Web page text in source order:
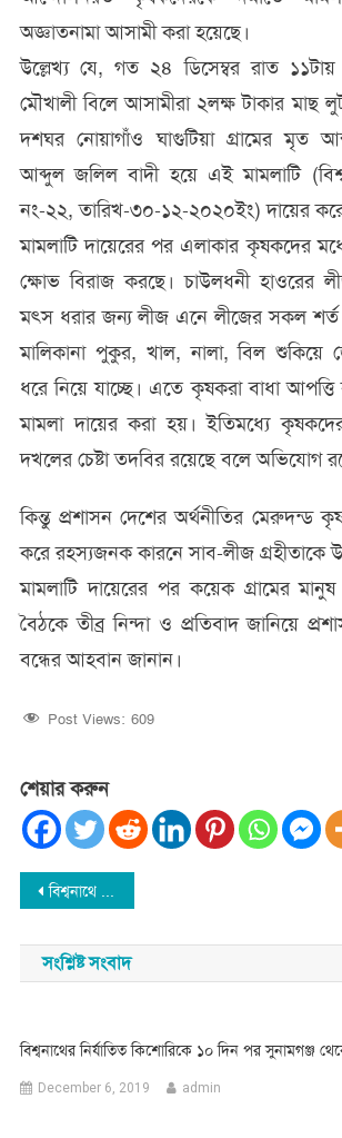
অজ্ঞাতনামা আসামী করা হয়েছে।
উল্লেখ্য যে, গত ২৪ ডিসেম্বর রাত ১১টায়
মৌখালী বিলে আসামীরা ২লক্ষ টাকার মাছ
দশঘর নোয়াগাঁও ঘাগুটিয়া গ্রামের মৃত
আব্দুল জলিল বাদী হয়ে এই মামলাটি
নং-২২, তারিখ-৩০-১২-২০২০ইং) দায়ের
মামলাটি দায়েরের পর এলাকার কৃষকদের
ক্ষোভ বিরাজ করছে। চাউলধনী হাওরের
মৎস ধরার জন্য লীজ এনে লীজের সকল
মালিকানা পুকুর, খাল, নালা, বিল শুকিয়ে
ধরে নিয়ে যাচ্ছে। এতে কৃষকরা বাধা
মামলা দায়ের করা হয়। ইতিমধ্যে
দখলের চেষ্টা তদবির রয়েছে বলে অভিযোগ
কিন্তু প্রশাসন দেশের অর্থনীতির মেরুদন্ড
করে রহস্যজনক কারনে সাব-লীজ গ্রহীতাকে
মামলাটি দায়েরের পর কয়েক গ্রামের
বৈঠকে তীব্র নিন্দা ও প্রতিবাদ জানিয়ে
বন্ধের আহবান জানান।
Post Views: 609
শেয়ার করুন
Post
navigation
বিশ্বনাথে চাউলধনী হাওরের আন্দোলন থামাতে সাজানো মামলা : আ’লীগের প্রতিবাদ
সংশ্লিষ্ট সংবাদ
বিশ্বনাথের নির্যাতিত কিশোরিকে ১০ দিন পর সুনামগঞ্জ
December 6, 2019 admin